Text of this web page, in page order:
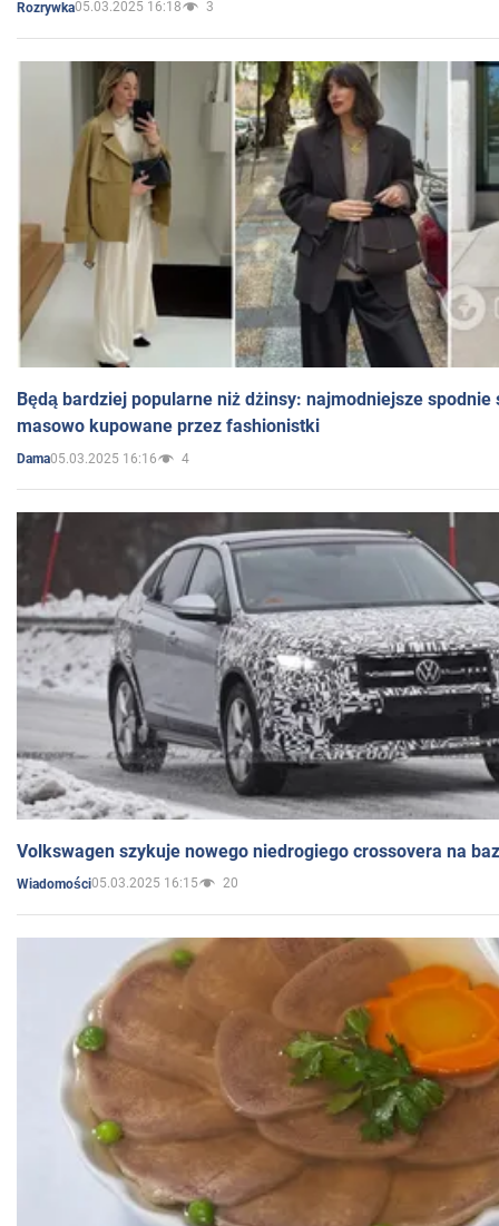
Rozrywka05.03.2025 16:18 3
Będą bardziej popularne niż dżinsy: najmodniejsze spodnie
masowo kupowane przez fashionistki
Dama05.03.2025 16:16 4
Volkswagen szykuje nowego niedrogiego crossovera na
Wiadomości05.03.2025 16:15 20